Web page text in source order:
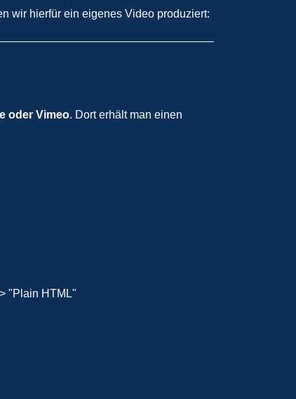
wir hierfür ein eigenes Video produziert:
oder Vimeo. Dort erhält man einen
"Plain HTML"